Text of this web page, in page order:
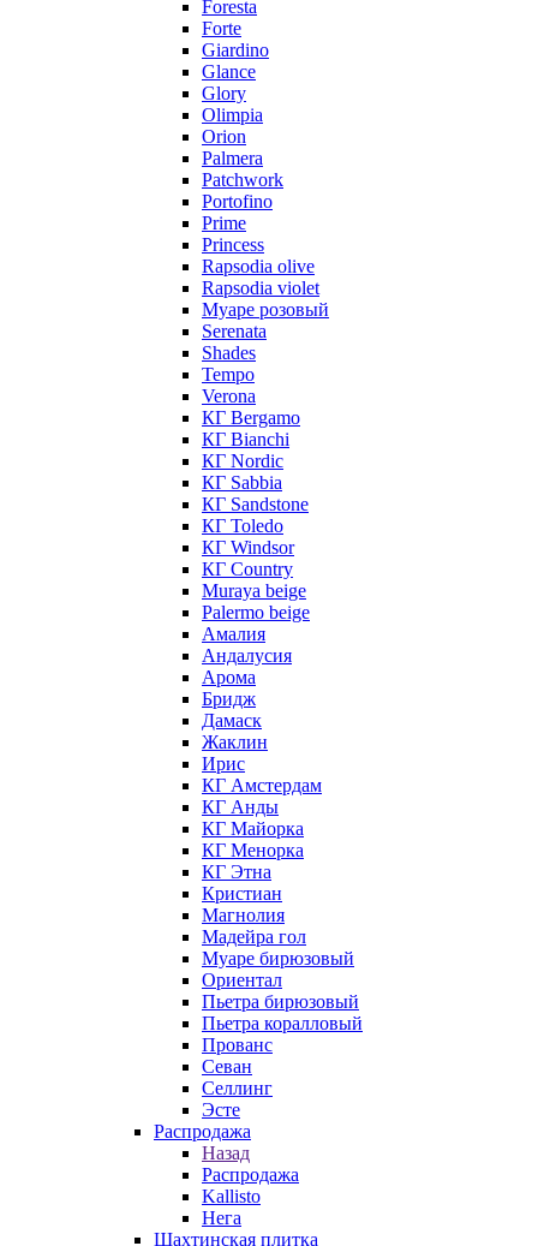
Foresta
Forte
Giardino
Glance
Glory
Olimpia
Orion
Palmera
Patchwork
Portofino
Prime
Princess
Rapsodia olive
Rapsodia violet
Муаре розовый
Serenata
Shades
Tempo
Verona
КГ Bergamo
КГ Bianchi
КГ Nordic
КГ Sabbia
КГ Sandstone
КГ Toledo
КГ Windsor
КГ Сountry
Muraya beige
Palermo beige
Амалия
Андалусия
Арома
Бридж
Дамаск
Жаклин
Ирис
КГ Амстердам
КГ Анды
КГ Майорка
КГ Менорка
КГ Этна
Кристиан
Магнолия
Мадейра гол
Муаре бирюзовый
Ориентал
Пьетра бирюзовый
Пьетра коралловый
Прованс
Севан
Селлинг
Эсте
Распродажа
Назад
Распродажа
Kallisto
Нега
Шахтинская плитка